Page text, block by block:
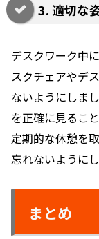
3. 適切な
デスクワーク中
スクチェアやデ
ないようにしま
を正確に見るこ
定期的な休憩を
忘れないように
まとめ